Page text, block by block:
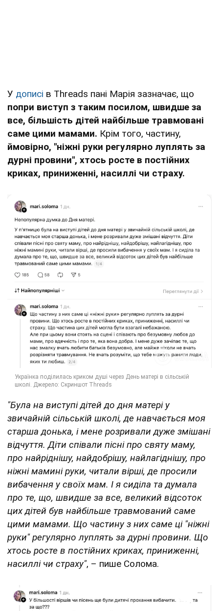
У дописі в Threads пані Марія зазначає, що
попри виступ з таким посилом, швидше за
все, більшість дітей найбільше травмовані
саме цими мамами. Крім того, частину,
ймовірно, "ніжні руки регулярно луплять за
дурні провини", хтось росте в постійних
криках, приниженні, насиллі чи страху.
"Була на виступі дітей до дня матері у
звичайній сільській школі, де навчається моя
старша донька, і мене розривали дуже змішані
відчуття. Діти співали пісні про святу маму,
про найріднішу, найдобрішу, найлагіднішу, про
ніжні мамині руки, читали вірші, де просили
вибачення у своїх мам. І я сиділа та думала
про те, що, швидше за все, великий відсоток
цих дітей був найбільше травмований саме
цими мамами. Що частину з них саме ці "ніжні
руки" регулярно луплять за дурні провини. Що
хтось росте в постійних криках, приниженні,
насиллі чи страху", – пише Солома.